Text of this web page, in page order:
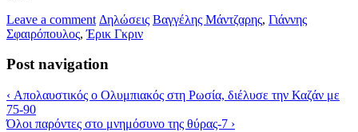
Leave a comment Δηλώσεις Βαγγέλης Μάντζαρης, Γιάννης
Σφαιρόπουλος,Έρικ Γκριν
Post navigation
‹ Απολαυστικός ο Ολυμπιακός στη Ρωσία, διέλυσε την Καζάν με
75-90
Όλοι παρόντες στο μνημόσυνο της θύρας-7 ›